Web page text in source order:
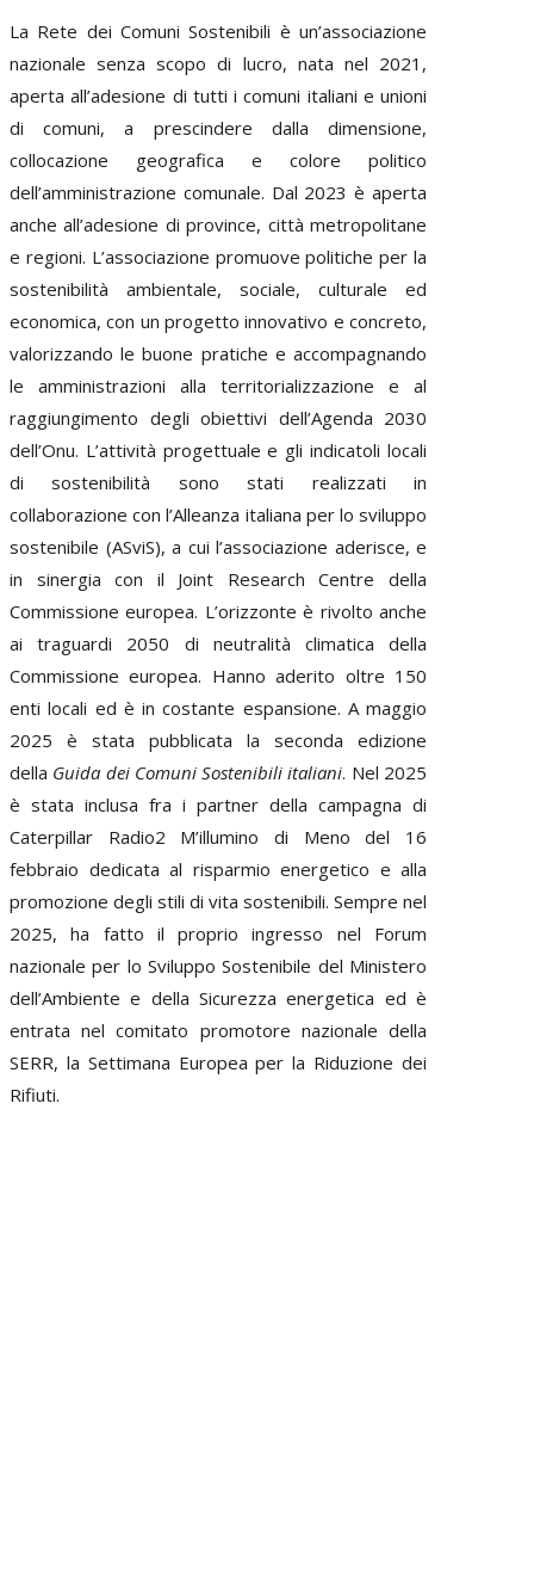
La Rete dei Comuni Sostenibili è un’associazione
nazionale senza scopo di lucro, nata nel 2021,
aperta all’adesione di tutti i comuni italiani e unioni
di comuni, a prescindere dalla dimensione,
collocazione geografica e colore politico
dell’amministrazione comunale. Dal 2023 è aperta
anche all’adesione di province, città metropolitane
e regioni. L’associazione promuove politiche per la
sostenibilità ambientale, sociale, culturale ed
economica, con un progetto innovativo e concreto,
valorizzando le buone pratiche e accompagnando
le amministrazioni alla territorializzazione e al
raggiungimento degli obiettivi dell’Agenda 2030
dell’Onu. L’attività progettuale e gli indicatoli locali
di sostenibilità sono stati realizzati in
collaborazione con l’Alleanza italiana per lo sviluppo
sostenibile (ASviS), a cui l’associazione aderisce, e
in sinergia con il Joint Research Centre della
Commissione europea. L’orizzonte è rivolto anche
ai traguardi 2050 di neutralità climatica della
Commissione europea. Hanno aderito oltre 150
enti locali ed è in costante espansione. A maggio
2025 è stata pubblicata la seconda edizione
della Guida dei Comuni Sostenibili italiani. Nel 2025
è stata inclusa fra i partner della campagna di
Caterpillar Radio2 M’illumino di Meno del 16
febbraio dedicata al risparmio energetico e alla
promozione degli stili di vita sostenibili. Sempre nel
2025, ha fatto il proprio ingresso nel Forum
nazionale per lo Sviluppo Sostenibile del Ministero
dell’Ambiente e della Sicurezza energetica ed è
entrata nel comitato promotore nazionale della
SERR, la Settimana Europea per la Riduzione dei
Rifiuti.